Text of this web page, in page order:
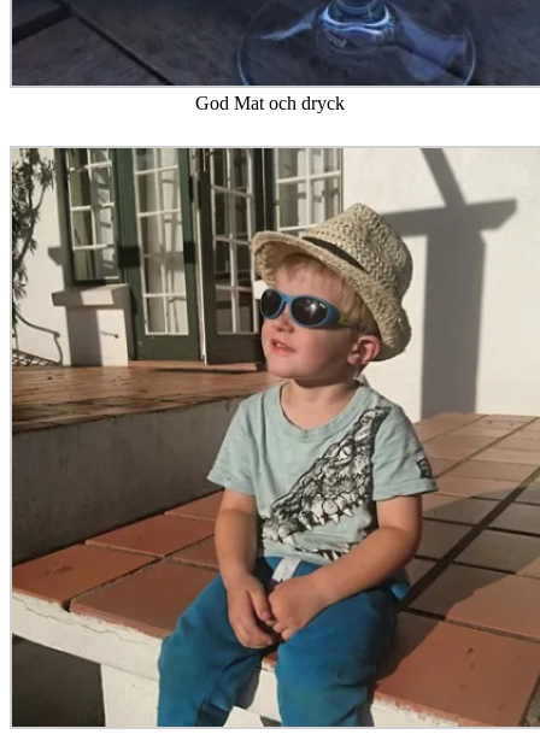
God Mat och dryck